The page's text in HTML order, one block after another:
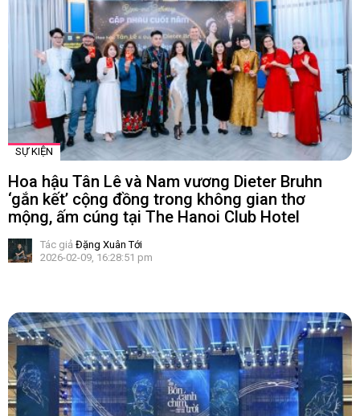
SỰ KIỆN
Hoa hậu Tân Lê và Nam vương Dieter Bruhn
‘gắn kết’ cộng đồng trong không gian thơ
mộng, ấm cúng tại The Hanoi Club Hotel
Tác giả Đặng Xuân Tới
2026-02-09, 16:28:51 pm